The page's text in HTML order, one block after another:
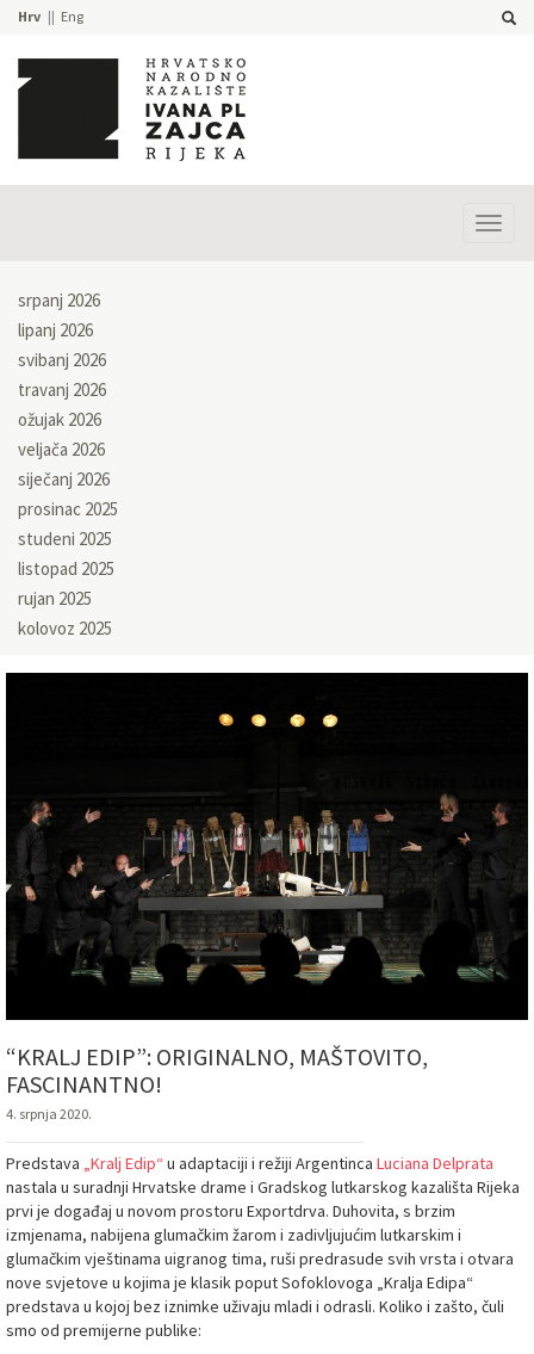
Hrv Eng
srpanj 2026
lipanj 2026
svibanj 2026
travanj 2026
ožujak 2026
veljača 2026
siječanj 2026
prosinac 2025
studeni 2025
listopad 2025
rujan 2025
kolovoz 2025
“KRALJ EDIP”: ORIGINALNO, MAŠTOVITO,
FASCINANTNO!
4. srpnja 2020.
Predstava „Kralj Edip“ u adaptaciji i režiji Argentinca Luciana Delprata
nastala u suradnji Hrvatske drame i Gradskog lutkarskog kazališta Rijeka
prvi je događaj u novom prostoru Exportdrva. Duhovita, s brzim
izmjenama, nabijena glumačkim žarom i zadivljujućim lutkarskim i
glumačkim vještinama uigranog tima, ruši predrasude svih vrsta i otvara
nove svjetove u kojima je klasik poput Sofoklovoga „Kralja Edipa“
predstava u kojoj bez iznimke uživaju mladi i odrasli. Koliko i zašto, čuli
smo od premijerne publike: